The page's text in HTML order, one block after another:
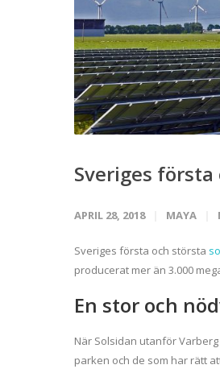
Sveriges
APRIL 28, 2018 MAYA
Sveriges första och största
producerat mer än 3.000
En stor och
När Solsidan utanför
parken och de som har rätt